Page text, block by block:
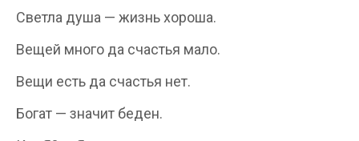
Светла душа — жизнь хороша.
Вещей много да счастья мало.
Вещи есть да счастья нет.
Богат — значит беден.